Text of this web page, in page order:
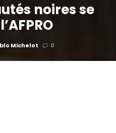
noires se
Michelot 0